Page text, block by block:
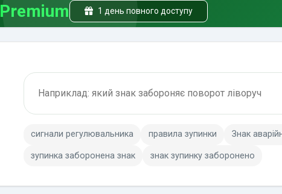
Premium 1 день повного доступу
сигнали регулювальника правила зупинки Знак
зупинка заборонена знак знак зупинку заборонено